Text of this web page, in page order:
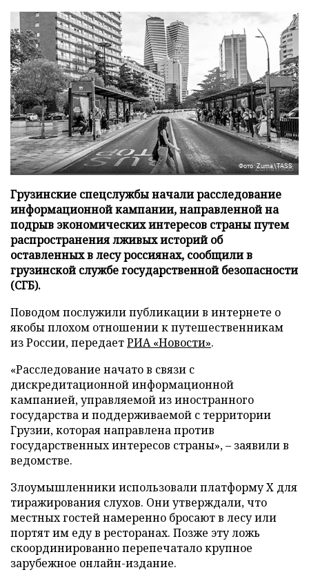
Фото: Zuma\TASS
Грузинские спецслужбы начали расследование
информационной кампании, направленной на
подрыв экономических интересов страны путем
распространения лживых историй об
оставленных в лесу россиянах, сообщили в
грузинской службе государственной безопасности
(СГБ).
Поводом послужили публикации в интернете о
якобы плохом отношении к путешественникам
из России, передаетРИА «Новости».
«Расследование начато в связи с
дискредитационной информационной
кампанией, управляемой из иностранного
государства и поддерживаемой с территории
Грузии, которая направлена против
государственных интересов страны», – заявили в
ведомстве.
Злоумышленники использовали платформу X для
тиражирования слухов. Они утверждали, что
местных гостей намеренно бросают в лесу или
портят им еду в ресторанах. Позже эту ложь
скоординированно перепечатало крупное
зарубежное онлайн-издание.